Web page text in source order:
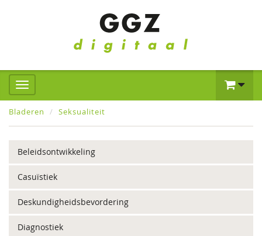
Bladeren Seksualiteit
Beleidsontwikkeling
Casuïstiek
Deskundigheidsbevordering
Diagnostiek